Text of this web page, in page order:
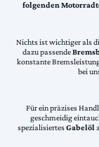
folgenden
Nichts ist wichtiger als
dazu passende
konstante
bei
Für ein präzises
geschmeidig
spezialisiertesGabelöl